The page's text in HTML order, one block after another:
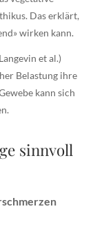
Das erklärt,
wirken kann.
et al.)
Belastung ihre
kann sich
sinnvoll